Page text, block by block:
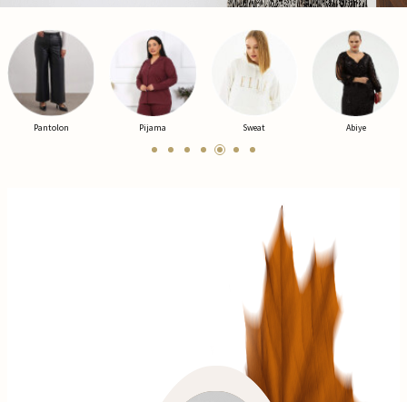
Pijama Sweat Abiye Ceket